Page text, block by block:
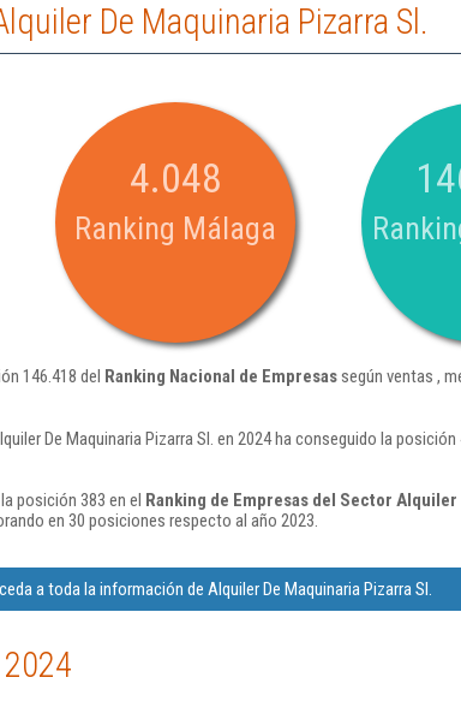
De Maquinaria Pizarra Sl.
4.048
Ranking Málaga
146.418 del Ranking Nacional de Empresassegún ventas ,
De Maquinaria Pizarra Sl. en 2024 ha conseguido la
posición 383 en el Ranking de Empresas del Sector
en 30 posiciones respecto al año 2023.
a toda la información de Alquiler De Maquinaria Pizarra Sl.